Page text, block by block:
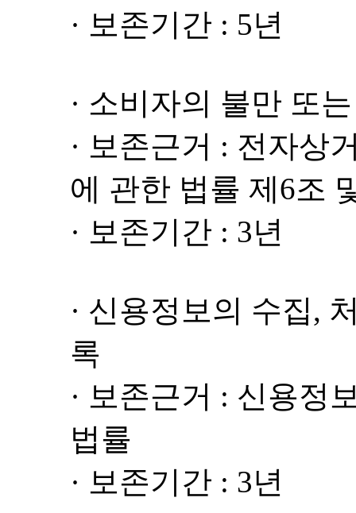
· 보존기간 : 5년
· 소비자의 불만 또
· 보존근거 : 전자상
에 관한 법률 제6조
· 보존기간 : 3년
· 신용정보의 수집,
록
· 보존근거 : 신용정
법률
· 보존기간 : 3년